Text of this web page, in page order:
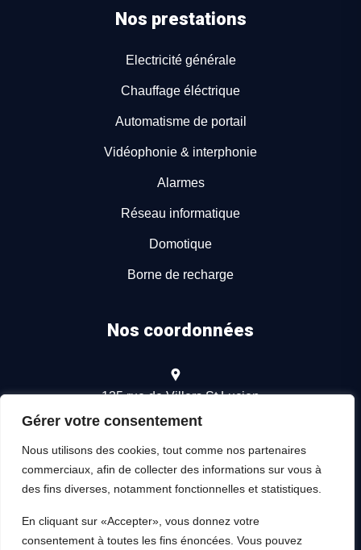
Gérer votre consentement
Nous utilisons des cookies, tout comme nos partenaires
commerciaux, afin de collecter des informations sur vous à
des fins diverses, notamment fonctionnelles et statistiques.
En cliquant sur «Accepter», vous donnez votre
consentement à toutes les fins énoncées. Vous pouvez
Nos prestations
Electricité générale
Chauffage éléctrique
Automatisme de portail
Vidéophonie & interphonie
Alarmes
Réseau informatique
Domotique
Borne de recharge
Nos coordonnées
135 rue de Villers St Lucien
60000 Beauvais
06 16 78 52 01